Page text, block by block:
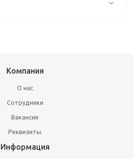
Компания
О нас
Сотрудники
Вакансии
Реквизиты
Информация